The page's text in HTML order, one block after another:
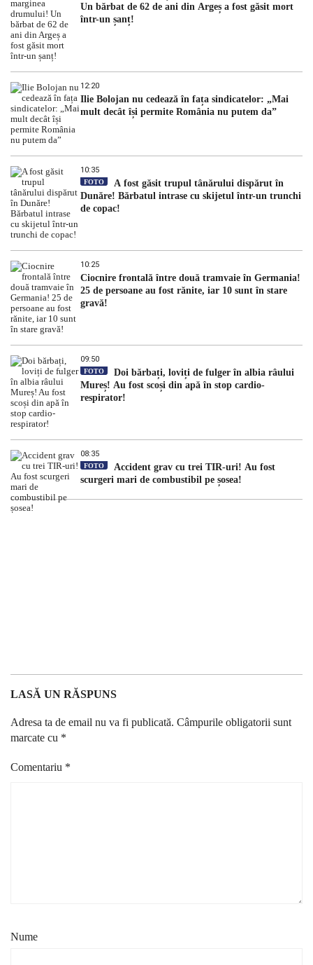
Un bărbat de 62 de ani din Argeș a fost găsit mort
într-un șanț!
12:20
Ilie Bolojan nu cedează în fața sindicatelor: „Mai
mult decât își permite România nu putem da”
10:35
FOTO
A fost găsit trupul tânărului dispărut în
Dunăre! Bărbatul intrase cu skijetul într-un trunchi
de copac!
10:25
Ciocnire frontală între două tramvaie în Germania!
25 de persoane au fost rănite, iar 10 sunt în stare
gravă!
09:50
FOTO
Doi bărbați, loviți de fulger în albia râului
Mureș! Au fost scoși din apă în stop cardio-
respirator!
08:35
FOTO
Accident grav cu trei TIR-uri! Au fost
scurgeri mari de combustibil pe șosea!
LASĂ UN RĂSPUNS
Adresa ta de email nu va fi publicată. Câmpurile obligatorii sunt
marcate cu *
Comentariu *
Nume